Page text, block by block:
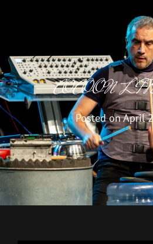
COCOON
Posted onApril